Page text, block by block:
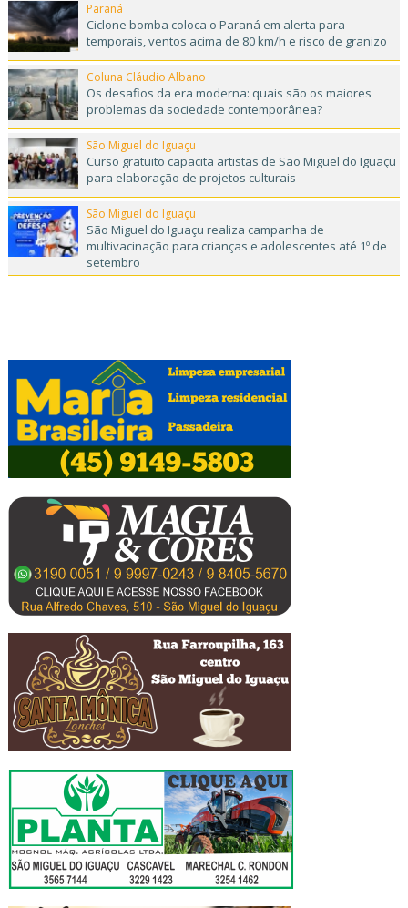
Paraná
Ciclone bomba coloca o Paraná em alerta para
temporais, ventos acima de 80 km/h e risco de granizo
Coluna Cláudio Albano
Os desafios da era moderna: quais são os maiores
problemas da sociedade contemporânea?
São Miguel do Iguaçu
Curso gratuito capacita artistas de São Miguel do Iguaçu
para elaboração de projetos culturais
São Miguel do Iguaçu
São Miguel do Iguaçu realiza campanha de
multivacinação para crianças e adolescentes até 1º de
setembro